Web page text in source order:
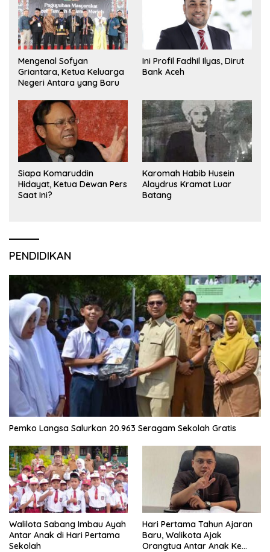
Mengenal Sofyan
Griantara, Ketua Keluarga
Negeri Antara yang Baru
Ini Profil Fadhil Ilyas, Dirut
Bank Aceh
Siapa Komaruddin
Hidayat, Ketua Dewan Pers
Saat Ini?
Karomah Habib Husein
Alaydrus Kramat Luar
Batang
PENDIDIKAN
Pemko Langsa Salurkan 20.963 Seragam Sekolah Gratis
Walilota Sabang Imbau Ayah
Antar Anak di Hari Pertama
Sekolah
Hari Pertama Tahun Ajaran
Baru, Walikota Ajak
Orangtua Antar Anak Ke